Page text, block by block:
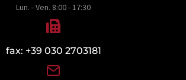
Lun. - Ven. 8:00 - 17:30
fax: +39 030 2703181